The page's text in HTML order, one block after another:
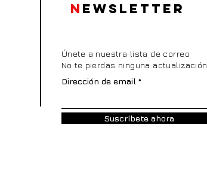
N EWSLETTER
Únete a nuestra lista de correo
No te pierdas ninguna actualización
Dirección de email
Suscríbete ahora